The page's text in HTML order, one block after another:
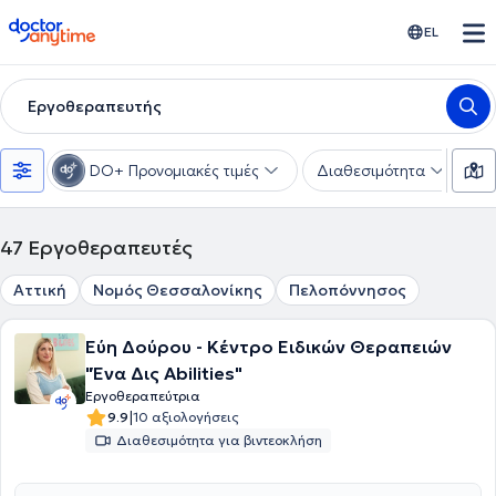
doctoranytime EL
Εργοθεραπευτής
DO+ Προνομιακές τιμές Διαθεσιμότητα
47 Εργοθεραπευτές
Αττική Νομός Θεσσαλονίκης Πελοπόννησος
Εύη Δούρου - Κέντρο Ειδικών Θεραπειών
"Ένα Δις Abilities"
Εργοθεραπεύτρια
9.9|10 αξιολογήσεις
Διαθεσιμότητα για βιντεοκλήση